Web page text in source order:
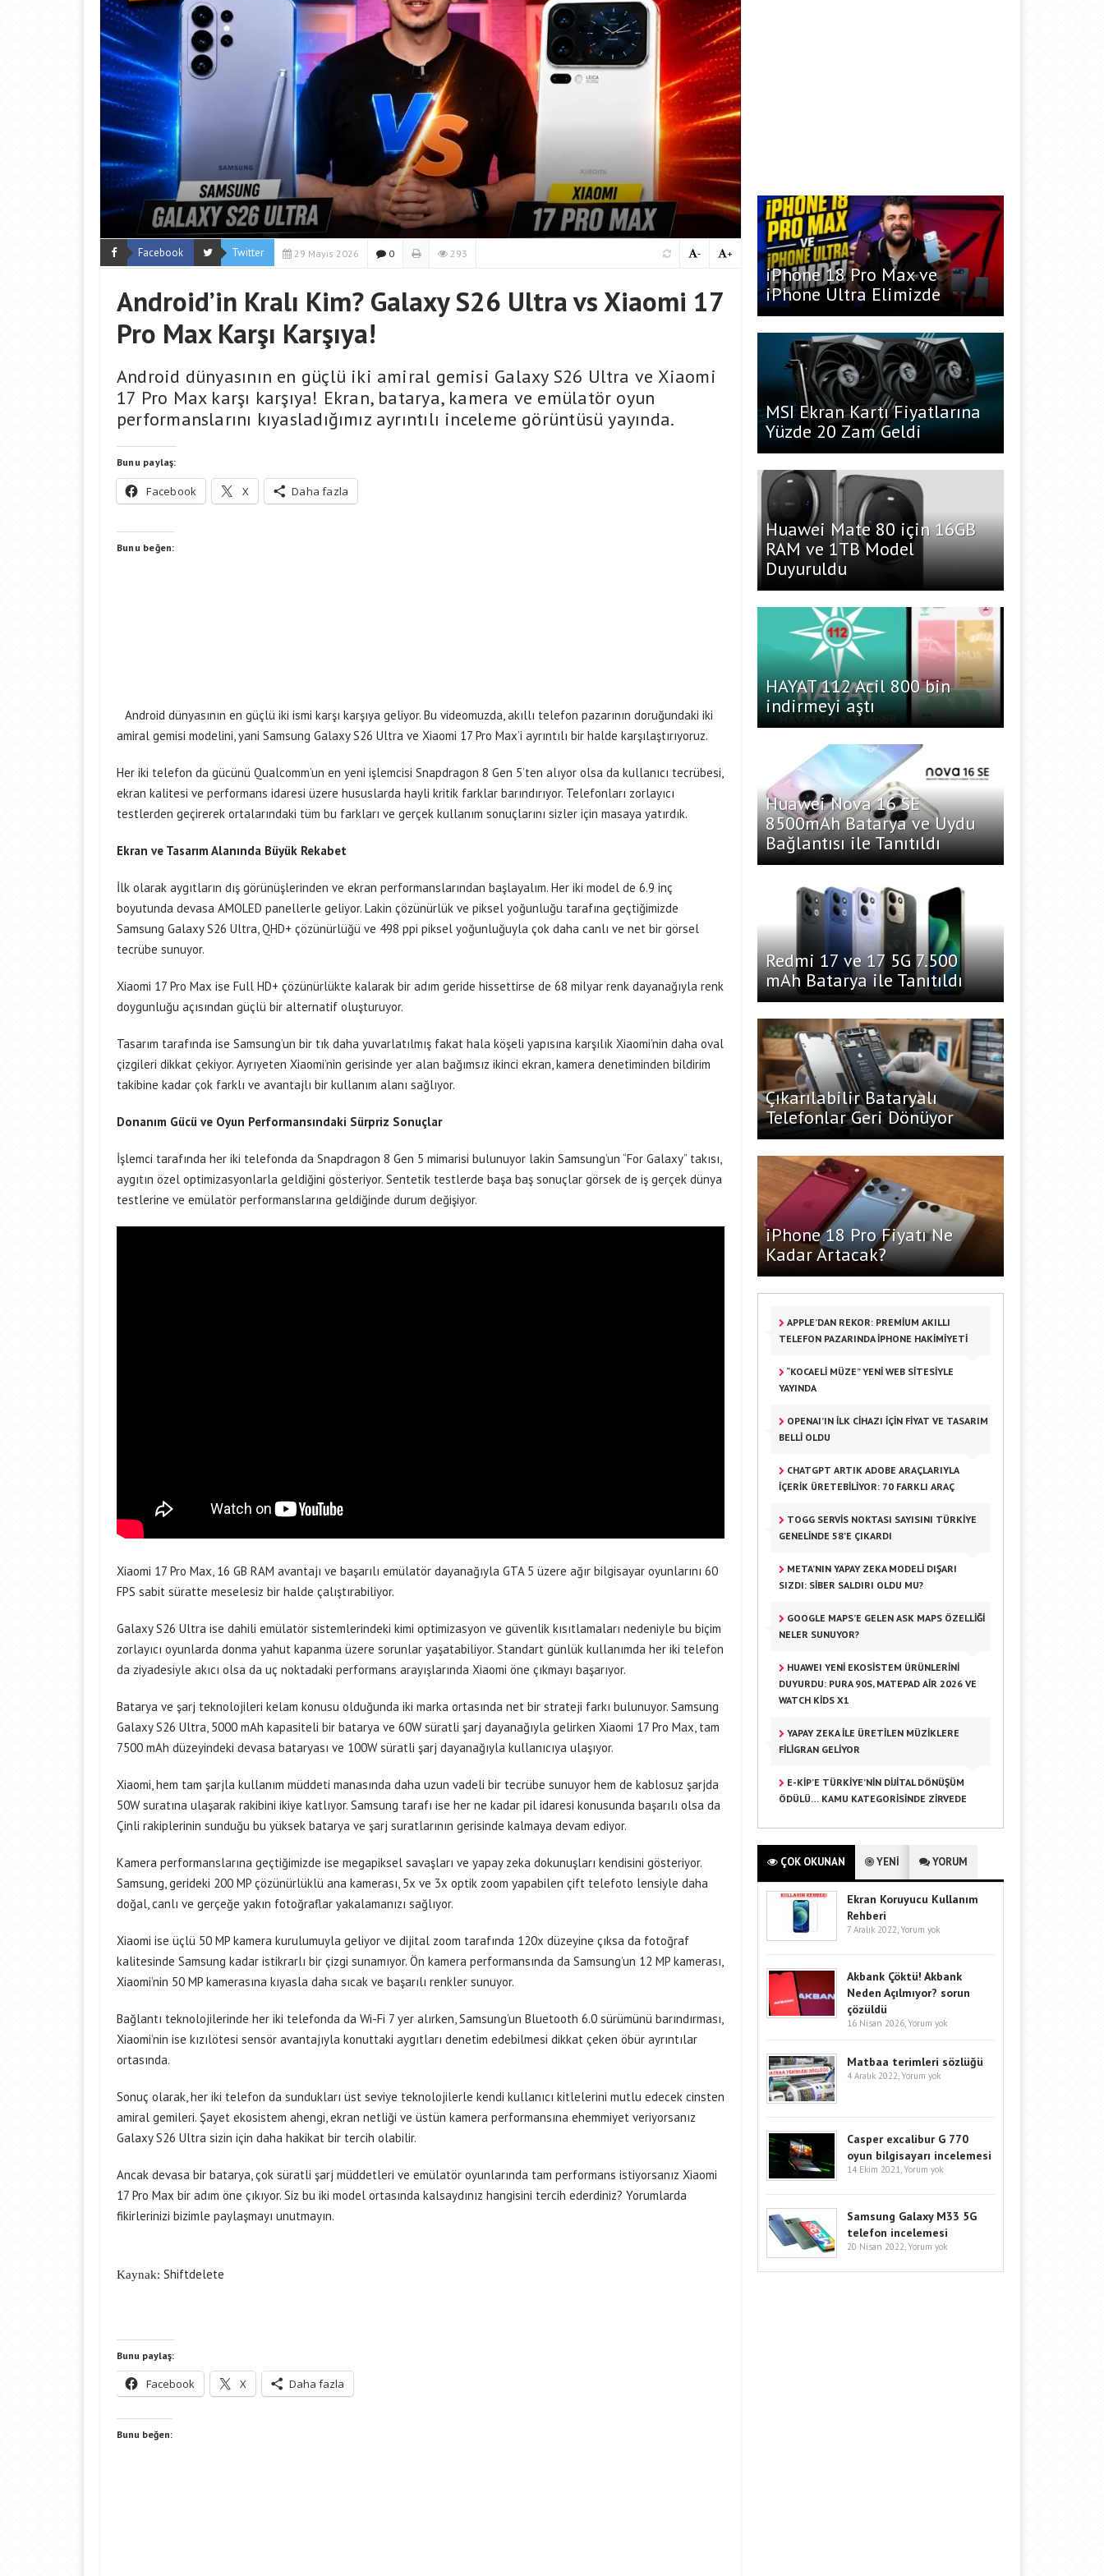
Facebook Twitter 29 Mayıs 2026 0 293 +
-
Android’in Kralı Kim? Galaxy S26 Ultra vs Xiaomi 17
Pro Max Karşı Karşıya!
Android dünyasının en güçlü iki amiral gemisi Galaxy S26 Ultra ve Xiaomi
17 Pro Max karşı karşıya! Ekran, batarya, kamera ve emülatör oyun
performanslarını kıyasladığımız ayrıntılı inceleme görüntüsü yayında.
Bunu paylaş:
Facebook X Daha fazla
Bunu beğen:
Android dünyasının en güçlü iki ismi karşı karşıya geliyor. Bu videomuzda, akıllı telefon pazarının doruğundaki iki
amiral gemisi modelini, yani Samsung Galaxy S26 Ultra ve Xiaomi 17 Pro Max’i ayrıntılı bir halde karşılaştırıyoruz.
Her iki telefon da gücünü Qualcomm’un en yeni işlemcisi Snapdragon 8 Gen 5’ten alıyor olsa da kullanıcı tecrübesi,
ekran kalitesi ve performans idaresi üzere hususlarda hayli kritik farklar barındırıyor. Telefonları zorlayıcı
testlerden geçirerek ortalarındaki tüm bu farkları ve gerçek kullanım sonuçlarını sizler için masaya yatırdık.
Ekran ve Tasarım Alanında Büyük Rekabet
İlk olarak aygıtların dış görünüşlerinden ve ekran performanslarından başlayalım. Her iki model de 6.9 inç
boyutunda devasa AMOLED panellerle geliyor. Lakin çözünürlük ve piksel yoğunluğu tarafına geçtiğimizde
Samsung Galaxy S26 Ultra, QHD+ çözünürlüğü ve 498 ppi piksel yoğunluğuyla çok daha canlı ve net bir görsel
tecrübe sunuyor.
Xiaomi 17 Pro Max ise Full HD+ çözünürlükte kalarak bir adım geride hissettirse de 68 milyar renk dayanağıyla renk
doygunluğu açısından güçlü bir alternatif oluşturuyor.
Tasarım tarafında ise Samsung’un bir tık daha yuvarlatılmış fakat hala köşeli yapısına karşılık Xiaomi’nin daha oval
çizgileri dikkat çekiyor. Ayrıyeten Xiaomi’nin gerisinde yer alan bağımsız ikinci ekran, kamera denetiminden bildirim
takibine kadar çok farklı ve avantajlı bir kullanım alanı sağlıyor.
Donanım Gücü ve Oyun Performansındaki Sürpriz Sonuçlar
İşlemci tarafında her iki telefonda da Snapdragon 8 Gen 5 mimarisi bulunuyor lakin Samsung’un “For Galaxy” takısı,
aygıtın özel optimizasyonlarla geldiğini gösteriyor. Sentetik testlerde başa baş sonuçlar görsek de iş gerçek dünya
testlerine ve emülatör performanslarına geldiğinde durum değişiyor.
Xiaomi 17 Pro Max, 16 GB RAM avantajı ve başarılı emülatör dayanağıyla GTA 5 üzere ağır bilgisayar oyunlarını 60
FPS sabit süratte meselesiz bir halde çalıştırabiliyor.
Galaxy S26 Ultra ise dahili emülatör sistemlerindeki kimi optimizasyon ve güvenlik kısıtlamaları nedeniyle bu biçim
zorlayıcı oyunlarda donma yahut kapanma üzere sorunlar yaşatabiliyor. Standart günlük kullanımda her iki telefon
da ziyadesiyle akıcı olsa da uç noktadaki performans arayışlarında Xiaomi öne çıkmayı başarıyor.
Batarya ve şarj teknolojileri kelam konusu olduğunda iki marka ortasında net bir strateji farkı bulunuyor. Samsung
Galaxy S26 Ultra, 5000 mAh kapasiteli bir batarya ve 60W süratli şarj dayanağıyla gelirken Xiaomi 17 Pro Max, tam
7500 mAh düzeyindeki devasa bataryası ve 100W süratli şarj dayanağıyla kullanıcıya ulaşıyor.
Xiaomi, hem tam şarjla kullanım müddeti manasında daha uzun vadeli bir tecrübe sunuyor hem de kablosuz şarjda
50W suratına ulaşarak rakibini ikiye katlıyor. Samsung tarafı ise her ne kadar pil idaresi konusunda başarılı olsa da
Çinli rakiplerinin sunduğu bu yüksek batarya ve şarj suratlarının gerisinde kalmaya devam ediyor.
Kamera performanslarına geçtiğimizde ise megapiksel savaşları ve yapay zeka dokunuşları kendisini gösteriyor.
Samsung, gerideki 200 MP çözünürlüklü ana kamerası, 5x ve 3x optik zoom yapabilen çift telefoto lensiyle daha
doğal, canlı ve gerçeğe yakın fotoğraflar yakalamanızı sağlıyor.
Xiaomi ise üçlü 50 MP kamera kurulumuyla geliyor ve dijital zoom tarafında 120x düzeyine çıksa da fotoğraf
kalitesinde Samsung kadar istikrarlı bir çizgi sunamıyor. Ön kamera performansında da Samsung’un 12 MP kamerası,
Xiaomi’nin 50 MP kamerasına kıyasla daha sıcak ve başarılı renkler sunuyor.
Bağlantı teknolojilerinde her iki telefonda da Wi-Fi 7 yer alırken, Samsung’un Bluetooth 6.0 sürümünü barındırması,
Xiaomi’nin ise kızılötesi sensör avantajıyla konuttaki aygıtları denetim edebilmesi dikkat çeken öbür ayrıntılar
ortasında.
Sonuç olarak, her iki telefon da sundukları üst seviye teknolojilerle kendi kullanıcı kitlelerini mutlu edecek cinsten
amiral gemileri. Şayet ekosistem ahengi, ekran netliği ve üstün kamera performansına ehemmiyet veriyorsanız
Galaxy S26 Ultra sizin için daha hakikat bir tercih olabilir.
Ancak devasa bir batarya, çok süratli şarj müddetleri ve emülatör oyunlarında tam performans istiyorsanız Xiaomi
17 Pro Max bir adım öne çıkıyor. Siz bu iki model ortasında kalsaydınız hangisini tercih ederdiniz? Yorumlarda
fikirlerinizi bizimle paylaşmayı unutmayın.
Kaynak: Shiftdelete
Bunu paylaş:
Facebook X Daha fazla
Bunu beğen:
iPhone 18 Pro Max ve
iPhone Ultra Elimizde
MSI Ekran Kartı Fiyatlarına
Yüzde 20 Zam Geldi
Huawei Mate 80 için 16GB
RAM ve 1TB Model
Duyuruldu
HAYAT 112 Acil 800 bin
indirmeyi aştı
Huawei Nova 16 SE
8500mAh Batarya ve Uydu
Bağlantısı ile Tanıtıldı
Redmi 17 ve 17 5G 7.500
mAh Batarya ile Tanıtıldı
Çıkarılabilir Bataryalı
Telefonlar Geri Dönüyor
iPhone 18 Pro Fiyatı Ne
Kadar Artacak?
APPLE’DAN REKOR: PREMIUM AKILLI
TELEFON PAZARINDA IPHONE HAKIMIYETI
“KOCAELI MÜZE” YENI WEB SITESIYLE
YAYINDA
OPENAI’IN İLK CIHAZI IÇIN FIYAT VE TASARIM
BELLI OLDU
CHATGPT ARTIK ADOBE ARAÇLARIYLA
İÇERIK ÜRETEBILIYOR: 70 FARKLI ARAÇ
TOGG SERVIS NOKTASI SAYISINI TÜRKIYE
GENELINDE 58’E ÇIKARDI
META’NIN YAPAY ZEKA MODELI DIŞARI
SIZDI: SIBER SALDIRI OLDU MU?
GOOGLE MAPS’E GELEN ASK MAPS ÖZELLIĞI
NELER SUNUYOR?
HUAWEI YENI EKOSISTEM ÜRÜNLERINI
DUYURDU: PURA 90S, MATEPAD AIR 2026 VE
WATCH KIDS X1
YAPAY ZEKA ILE ÜRETILEN MÜZIKLERE
FILIGRAN GELIYOR
E-KİP’E TÜRKIYE’NIN DIJITAL DÖNÜŞÜM
ÖDÜLÜ… KAMU KATEGORISINDE ZIRVEDE
ÇOK OKUNAN YENİ YORUM
Ekran Koruyucu Kullanım
Rehberi
7 Aralık 2022, Yorum yok
Akbank Çöktü! Akbank
Neden Açılmıyor? sorun
çözüldü
16 Nisan 2026, Yorum yok
Matbaa terimleri sözlüğü
4 Aralık 2022, Yorum yok
Casper excalibur G 770
oyun bilgisayarı incelemesi
14 Ekim 2021, Yorum yok
Samsung Galaxy M33 5G
telefon incelemesi
20 Nisan 2022, Yorum yok